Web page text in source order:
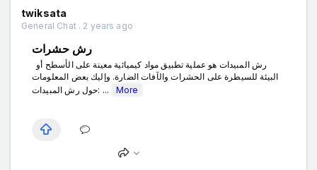
twiksata
General Chat . 2 years ago
رش حشرات
البيئة للسيطرة على الحشرات والآفات الضارة. وإليك بعض المعلومات
حول رش المبيدات: ...
More